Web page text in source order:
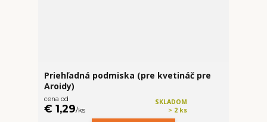
Priehľadná podmiska (pre kvetináč pre
Aroidy)
cena od
€ 1,29/ks
SKLADOM
> 2 ks